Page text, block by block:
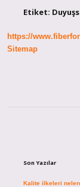
Etiket:
https://
Sitemap
Son Yazılar
Kalite ilkeleri